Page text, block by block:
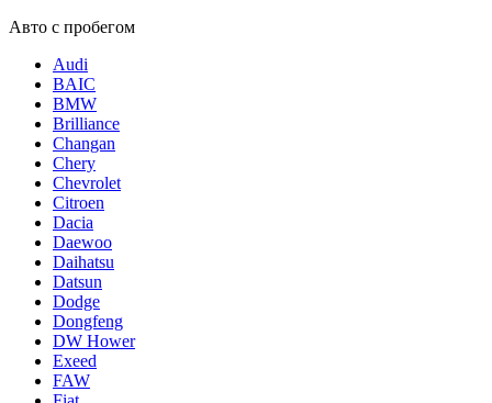
Авто с пробегом
Audi
BAIC
BMW
Brilliance
Changan
Chery
Chevrolet
Citroen
Dacia
Daewoo
Daihatsu
Datsun
Dodge
Dongfeng
DW Hower
Exeed
FAW